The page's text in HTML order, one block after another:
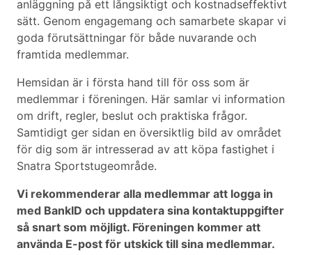
anläggning på ett långsiktigt och kostnadseffektivt
sätt. Genom engagemang och samarbete skapar vi
goda förutsättningar för både nuvarande och
framtida medlemmar.
Hemsidan är i första hand till för oss som är
medlemmar i föreningen. Här samlar vi information
om drift, regler, beslut och praktiska frågor.
Samtidigt ger sidan en översiktlig bild av området
för dig som är intresserad av att köpa fastighet i
Snatra Sportstugeområde.
Vi rekommenderar alla medlemmar att logga in
med BankID och uppdatera sina kontaktuppgifter
så snart som möjligt. Föreningen kommer att
använda E-post för utskick till sina medlemmar.